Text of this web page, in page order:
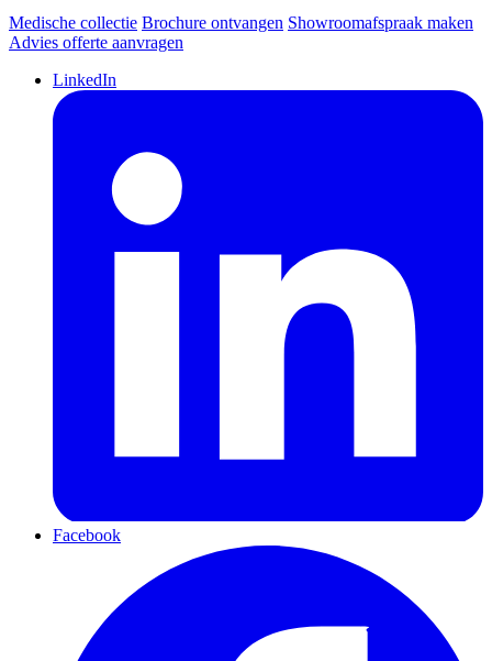
Medische collectie Brochure ontvangen Showroomafspraak maken
Advies offerte aanvragen
LinkedIn
Facebook